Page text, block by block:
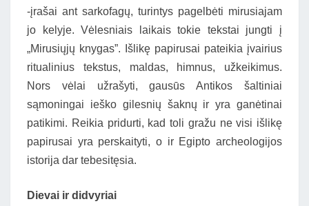
-įrašai ant sarkofagų, turintys pagelbėti mirusiajam
jo kelyje. Vėlesniais laikais tokie tekstai jungti į
„Mirusiųjų knygas”. Išlikę papirusai pateikia įvairius
ritualinius tekstus, maldas, himnus, užkeikimus.
Nors vėlai užrašyti, gausūs Antikos šaltiniai
sąmoningai ieško gilesnių šaknų ir yra ganėtinai
patikimi. Reikia pridurti, kad toli gražu ne visi išlikę
papirusai yra perskaityti, o ir Egipto archeologijos
istorija dar tebesitęsia.
Dievai ir didvyriai